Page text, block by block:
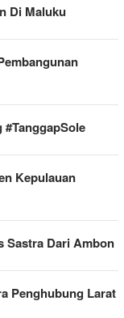
Di Maluku
Kepulauan
Sastra Dari Ambon
Penghubung Larat